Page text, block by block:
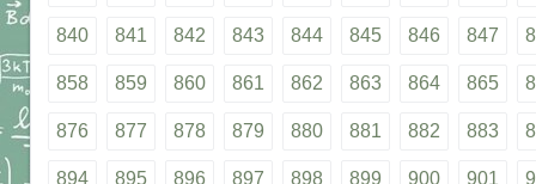
840 841 842 843 844 845 846 847
858 859 860 861 862 863 864 865
876 877 878 879 880 881 882 883
894 895 896 897 898 899 900 901